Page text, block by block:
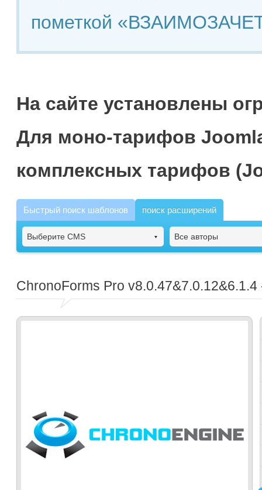
пометкой
На сайте установлены
Для моно-тарифов
комплексных тарифов
Быстрый поиск шаблонов поиск расширений
Выберите CMS Все авторы
ChronoForms Pro